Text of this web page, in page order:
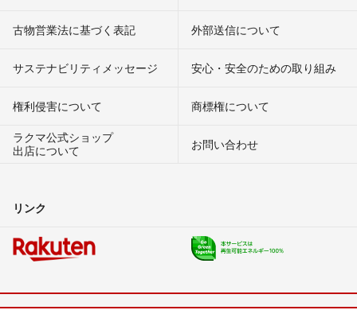
古物営業法に基づく表記 外部送信について
サステナビリティメッセージ 安心・安全のための取り組み
権利侵害について
商標権について
ラクマ公式ショップ
出店について
お問い合わせ
リンク